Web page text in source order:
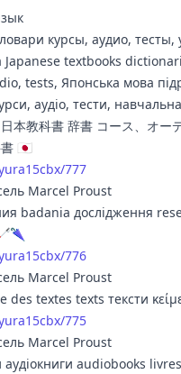
курсы, аудио, тесты,
Japanese textbooks
tests, Японська мова
аудіо, тести, навчальна
本教科書 辞書 コース、オー
🇯🇵
777
Marcel Proust
badania дослідження
776
Marcel Proust
des textes texts тексти
775
Marcel Proust
аудіокниги audiobooks